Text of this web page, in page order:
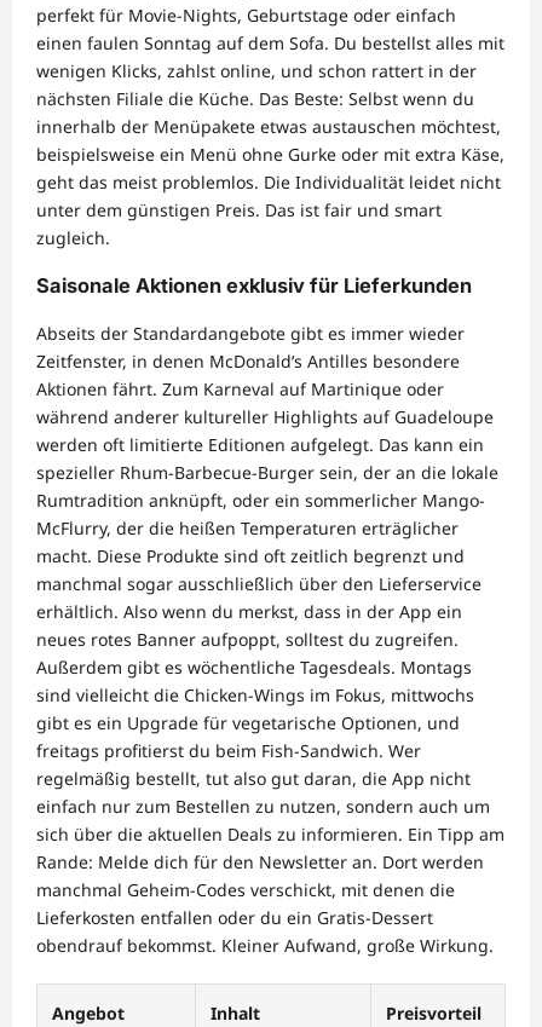
perfekt für Movie-Nights, Geburtstage oder einfach
einen faulen Sonntag auf dem Sofa. Du bestellst alles mit
wenigen Klicks, zahlst online, und schon rattert in der
nächsten Filiale die Küche. Das Beste: Selbst wenn du
innerhalb der Menüpakete etwas austauschen möchtest,
beispielsweise ein Menü ohne Gurke oder mit extra Käse,
geht das meist problemlos. Die Individualität leidet nicht
unter dem günstigen Preis. Das ist fair und smart
zugleich.
Saisonale Aktionen exklusiv für Lieferkunden
Abseits der Standardangebote gibt es immer wieder
Zeitfenster, in denen McDonald’s Antilles besondere
Aktionen fährt. Zum Karneval auf Martinique oder
während anderer kultureller Highlights auf Guadeloupe
werden oft limitierte Editionen aufgelegt. Das kann ein
spezieller Rhum-Barbecue-Burger sein, der an die lokale
Rumtradition anknüpft, oder ein sommerlicher Mango-
McFlurry, der die heißen Temperaturen erträglicher
macht. Diese Produkte sind oft zeitlich begrenzt und
manchmal sogar ausschließlich über den Lieferservice
erhältlich. Also wenn du merkst, dass in der App ein
neues rotes Banner aufpoppt, solltest du zugreifen.
Außerdem gibt es wöchentliche Tagesdeals. Montags
sind vielleicht die Chicken-Wings im Fokus, mittwochs
gibt es ein Upgrade für vegetarische Optionen, und
freitags profitierst du beim Fish-Sandwich. Wer
regelmäßig bestellt, tut also gut daran, die App nicht
einfach nur zum Bestellen zu nutzen, sondern auch um
sich über die aktuellen Deals zu informieren. Ein Tipp am
Rande: Melde dich für den Newsletter an. Dort werden
manchmal Geheim-Codes verschickt, mit denen die
Lieferkosten entfallen oder du ein Gratis-Dessert
obendrauf bekommst. Kleiner Aufwand, große Wirkung.
Angebot Inhalt Preisvorteil